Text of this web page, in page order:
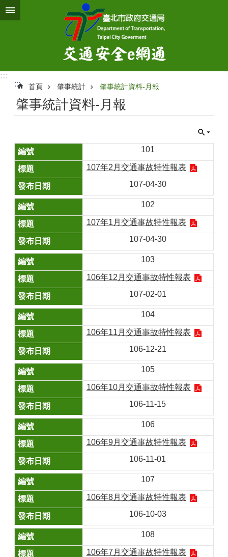
跳到主要內容區塊
:::
:::
首頁 肇事統計 肇事統計資料-月報
肇事統計資料-月報
101
107年2月交通事故特性報表
107-04-30
102
107年1月交通事故特性報表
107-04-30
103
106年12月交通事故特性報表
107-02-01
104
106年11月交通事故特性報表
106-12-21
105
106年10月交通事故特性報表
106-11-15
106
106年9月交通事故特性報表
106-11-01
107
106年8月交通事故特性報表
106-10-03
108
106年7月交通事故特性報表